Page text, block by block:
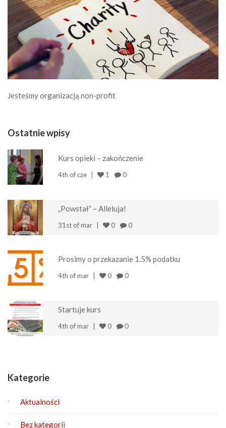
Jesteśmy organizacją non-profit
Ostatnie wpisy
Kurs opieki – zakończenie
4th of cze 1 0
„Powstał” – Alleluja!
31st of mar 0 0
Prosimy o przekazanie 1.5% podatku
4th of mar 0 0
Startuje kurs
4th of mar 0 0
Kategorie
Aktualności
Bez kategorii